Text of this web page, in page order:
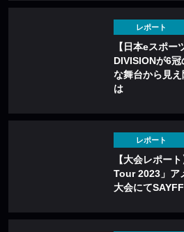
レポート
【日本eスポー
DIVISIONが6
な舞台から見
は
レポート
【大会レポー
Tour 2023」ア
大会にて